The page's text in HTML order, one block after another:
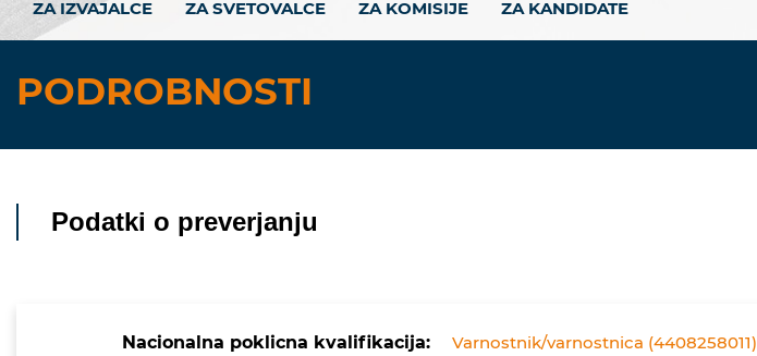
ZA IZVAJALCE ZA SVETOVALCE ZA KOMISIJE ZA KANDIDATE
PODROBNOSTI
Podatki o preverjanju
Nacionalna poklicna kvalifikacija: Varnostnik/varnostnica (4408258011)